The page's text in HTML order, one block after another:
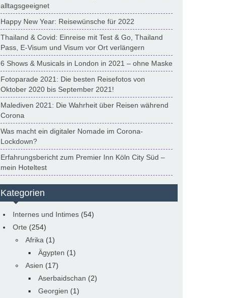
alltagsgeeignet
Happy New Year: Reisewünsche für 2022
Thailand & Covid: Einreise mit Test & Go, Thailand
Pass, E-Visum und Visum vor Ort verlängern
6 Shows & Musicals in London in 2021 – ohne Maske
Fotoparade 2021: Die besten Reisefotos von
Oktober 2020 bis September 2021!
Malediven 2021: Die Wahrheit über Reisen während
Corona
Was macht ein digitaler Nomade im Corona-
Lockdown?
Erfahrungsbericht zum Premier Inn Köln City Süd –
mein Hoteltest
Kategorien
Internes und Intimes (54)
Orte (254)
Afrika (1)
Ägypten (1)
Asien (17)
Aserbaidschan (2)
Georgien (1)